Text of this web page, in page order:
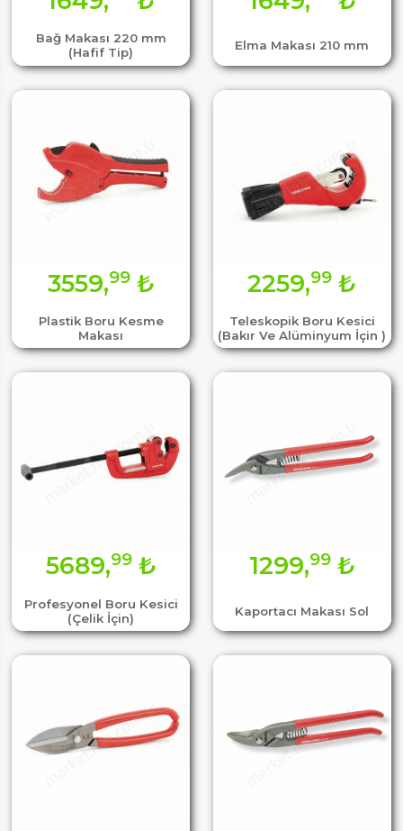
Bağ Makası 220 mm
(Hafif Tip)
Elma Makası 210 mm
Plastik Boru Kesme
Makası
3559,99₺
Teleskopik Boru Kesici
(Bakır Ve Alüminyum İçin )
2259,99 ₺
Profesyonel Boru Kesici
(Çelik İçin)
5689,99₺
Kaportacı Makası Sol
1299,99₺